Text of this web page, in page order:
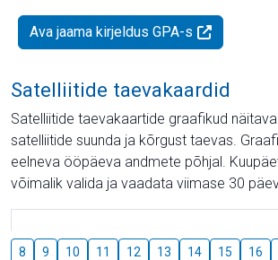
Ava jaama kirjeldus GPA-s
Satelliitide taevakaardid
Satelliitide taevakaartide graafikud
satelliitide suunda ja kõrgust taevas.
eelneva ööpäeva andmete põhjal.
võimalik valida ja vaadata viimase 30
8 9 10 11 12 13 14 15 16